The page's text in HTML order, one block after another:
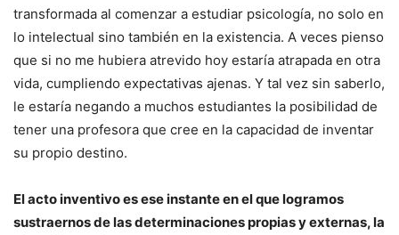
transformada al comenzar a estudiar psicología, no solo en
lo intelectual sino también en la existencia. A veces pienso
que si no me hubiera atrevido hoy estaría atrapada en otra
vida, cumpliendo expectativas ajenas. Y tal vez sin saberlo,
le estaría negando a muchos estudiantes la posibilidad de
tener una profesora que cree en la capacidad de inventar
su propio destino.
El acto inventivo es ese instante en el que logramos
sustraernos de las determinaciones propias y externas, la